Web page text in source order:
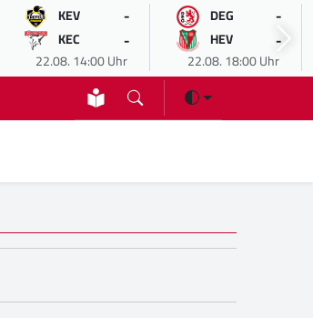
KEV -
KEC -
22.08. 14:00 Uhr
DEG -
HEV -
22.08. 18:00 Uhr